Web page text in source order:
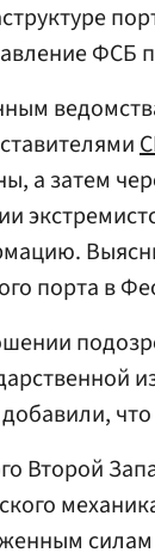
ФСБ
а затем
порта в
Второй